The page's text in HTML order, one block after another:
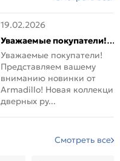
19.02.2026
Уважаемые покупатели!
Представляем вашему
вниманию новинки от
Armadillo!
Уважаемые покупатели!
Представляем вашему
вниманию новинки от
Armadillo! Новая коллекция
дверных ру...
Смотреть все